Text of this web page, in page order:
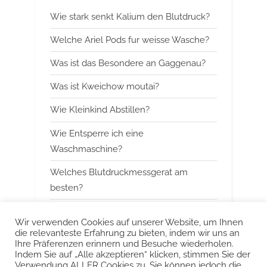
Wie stark senkt Kalium den Blutdruck?
Welche Ariel Pods fur weisse Wasche?
Was ist das Besondere an Gaggenau?
Was ist Kweichow moutai?
Wie Kleinkind Abstillen?
Wie Entsperre ich eine
Waschmaschine?
Welches Blutdruckmessgerat am
besten?
Kann man Arbeitsspeicher kombinieren?
Was ist das Besondere an Smeg?
Wir verwenden Cookies auf unserer Website, um Ihnen
die relevanteste Erfahrung zu bieten, indem wir uns an
Ihre Präferenzen erinnern und Besuche wiederholen.
Indem Sie auf „Alle akzeptieren“ klicken, stimmen Sie der
Verwendung ALLER Cookies zu. Sie können jedoch die